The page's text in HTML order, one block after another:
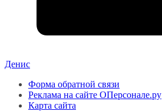
Денис
Форма обратной связи
Реклама на сайте ОПерсонале.ру
Карта сайта